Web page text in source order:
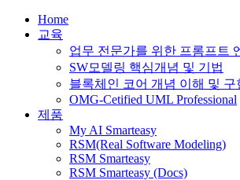
Home
교육
업무 전문가를 위한 프롬프트
SW모델링 핵심개념 및 기법
블록체인 코어 개념 이해 및 구
OMG-Cetified UML Professional
제품
My AI Smarteasy
RSM(Real Software Modeling)
RSM Smarteasy
RSM Smarteasy (Docs)